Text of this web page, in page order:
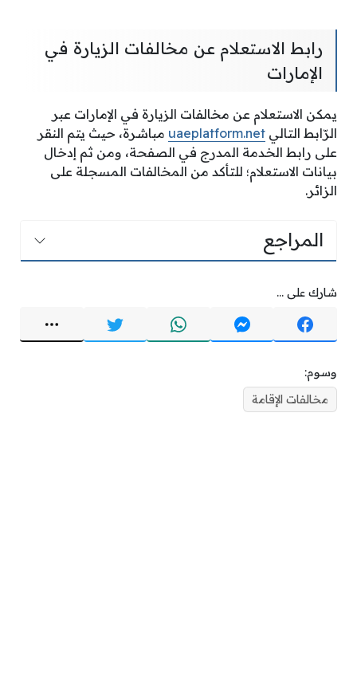
رابط الاستعلام عن مخالفات الزيارة في
الإمارات
يمكن الاستعلام عن مخالفات الزيارة في الإمارات عبر
الرّابط التالي uaeplatform.net مباشرة، حيث يتم النقر
على رابط الخدمة المدرج في الصفحة، ومن ثم إدخال
بيانات الاستعلام؛ للتأكد من المخالفات المسجلة على
الزائر.
المراجع
شارك على ...
وسوم:
مخالفات الإقامة